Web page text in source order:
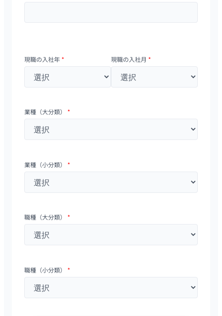
現職の入社年 * 現職の入社月 *
業種（大分類） *
業種（小分類） *
職種（大分類） *
職種（小分類） *